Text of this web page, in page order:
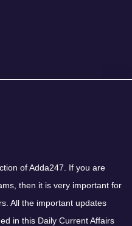
of Adda247. If you are
then it is very important for
All the important updates
in this Daily Current Affairs